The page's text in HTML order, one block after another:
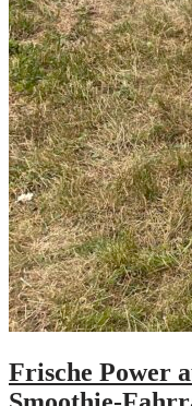
Frische Power